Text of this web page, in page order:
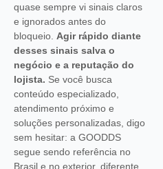
quase sempre vi sinais claros
e ignorados antes do
bloqueio. Agir rápido diante
desses sinais salva o
negócio e a reputação do
lojista. Se você busca
conteúdo especializado,
atendimento próximo e
soluções personalizadas, digo
sem hesitar: a GOODDS
segue sendo referência no
Brasil e no exterior, diferente